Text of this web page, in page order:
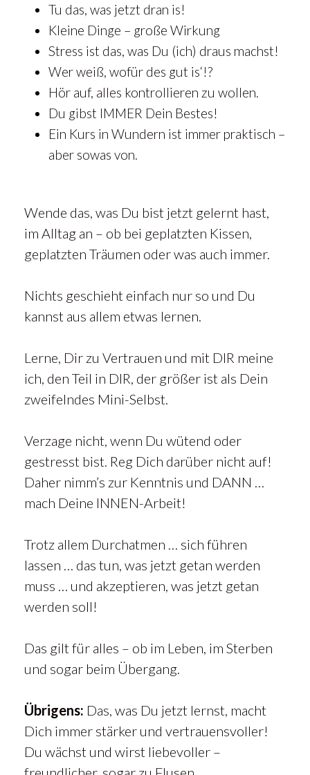
Tu das, was jetzt dran is!
Kleine Dinge – große Wirkung
Stress ist das, was Du (ich) draus machst!
Wer weiß, wofür des gut is‘!?
Hör auf, alles kontrollieren zu wollen.
Du gibst IMMER Dein Bestes!
Ein Kurs in Wundern ist immer praktisch –
aber sowas von.
Wende das, was Du bist jetzt gelernt hast,
im Alltag an – ob bei geplatzten Kissen,
geplatzten Träumen oder was auch immer.
Nichts geschieht einfach nur so und Du
kannst aus allem etwas lernen.
Lerne, Dir zu Vertrauen und mit DIR meine
ich, den Teil in DIR, der größer ist als Dein
zweifelndes Mini-Selbst.
Verzage nicht, wenn Du wütend oder
gestresst bist. Reg Dich darüber nicht auf!
Daher nimm’s zur Kenntnis und DANN …
mach Deine INNEN-Arbeit!
Trotz allem Durchatmen … sich führen
lassen … das tun, was jetzt getan werden
muss … und akzeptieren, was jetzt getan
werden soll!
Das gilt für alles – ob im Leben, im Sterben
und sogar beim Übergang.
Übrigens: Das, was Du jetzt lernst, macht
Dich immer stärker und vertrauensvoller!
Du wächst und wirst liebevoller –